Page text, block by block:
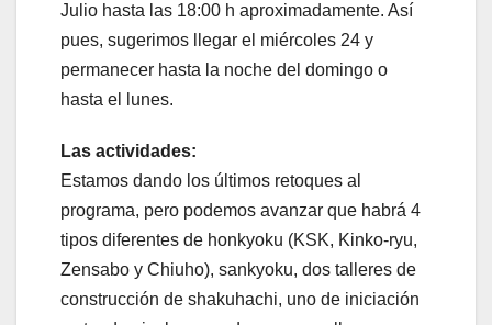
Julio hasta las 18:00 h aproximadamente. Así
pues, sugerimos llegar el miércoles 24 y
permanecer hasta la noche del domingo o
hasta el lunes.
Las actividades:
Estamos dando los últimos retoques al
programa, pero podemos avanzar que habrá 4
tipos diferentes de honkyoku (KSK, Kinko-ryu,
Zensabo y Chiuho), sankyoku, dos talleres de
construcción de shakuhachi, uno de iniciación